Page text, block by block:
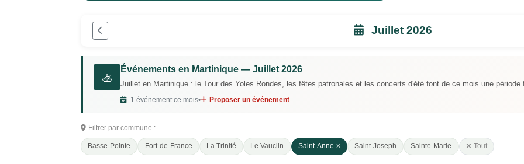
Juillet 2026
🚣
Événements en Martinique — Juillet 2026
Juillet en Martinique : le Tour des Yoles Rondes, les fêtes patronales et les concerts d'été font de ce mois une
1 événement ce mois• Proposer un événement
Filtrer par commune :
Basse-Pointe Fort-de-France La Trinité Le Vauclin Saint-Anne Saint-Joseph Sainte-Marie Tout